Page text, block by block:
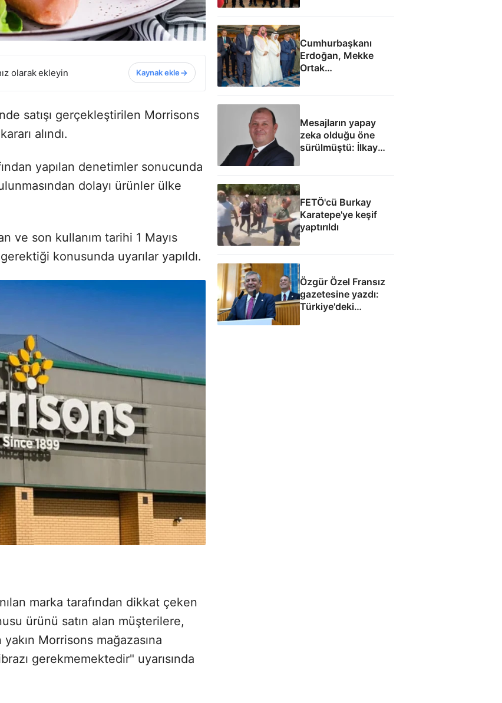
olarak ekleyin Kaynak ekle
satışı gerçekleştirilen Morrisons
alındı.
yapılan denetimler sonucunda
dolayı ürünler ülke
ve son kullanım tarihi 1 Mayıs
konusunda uyarılar yapıldı.
marka tarafından dikkat çeken
ürünü satın alan müşterilere,
Morrisons mağazasına
gerekmemektedir" uyarısında
yapılanma gündemi
Cumhurbaşkanı
Erdoğan, Mekke
Ortak
Anlaşması'ndan
kıldı
Mesajların yapay
zeka olduğu öne
sürülmüştü: İlkay
FETÖ'cü Burkay
Karatepe'ye keşif
yaptırıldı
Özgür Özel Fransız
gazetesine yazdı:
Türkiye'deki